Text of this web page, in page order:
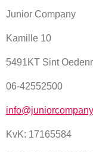
Junior Company
Kamille 10
5491KT Sint
06-42552500
KvK: 17165584